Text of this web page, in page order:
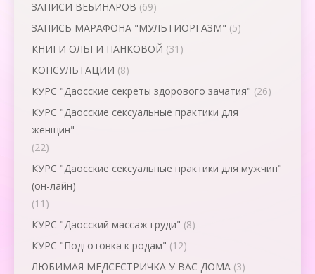
ЗАПИСИ ВЕБИНАРОВ (69)
ЗАПИСЬ МАРАФОНА "МУЛЬТИОРГАЗМ" (5)
КНИГИ ОЛЬГИ ПАНКОВОЙ (31)
КОНСУЛЬТАЦИИ (8)
КУРС "Даосские секреты здорового зачатия" (26)
КУРС "Даосские сексуальные практики для
женщин"
(22)
КУРС "Даосские сексуальные практики для мужчин"
(он-лайн)
(11)
КУРС "Даосский массаж груди" (8)
КУРС "Подготовка к родам" (12)
ЛЮБИМАЯ МЕДСЕСТРИЧКА У ВАС ДОМА (3)